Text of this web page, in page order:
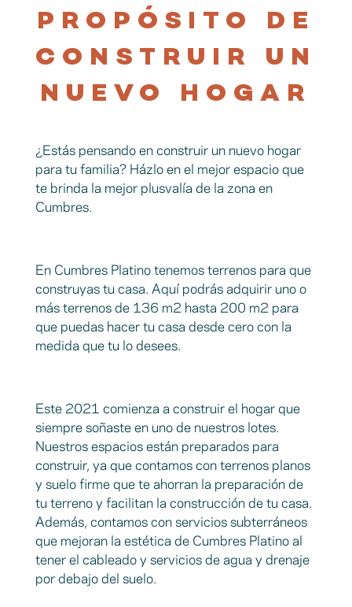
PROPÓSITO DE
CONSTRUIR UN
NUEVO HOGAR
¿Estás pensando en construir un nuevo hogar
para tu familia? Házlo en el mejor espacio que
te brinda la mejor plusvalía de la zona en
Cumbres.
En Cumbres Platino tenemos terrenos para que
construyas tu casa. Aquí podrás adquirir uno o
más terrenos de 136 m2 hasta 200 m2 para
que puedas hacer tu casa desde cero con la
medida que tu lo desees.
Este 2021 comienza a construir el hogar que
siempre soñaste en uno de nuestros lotes.
Nuestros espacios están preparados para
construir, ya que contamos con terrenos planos
y suelo firme que te ahorran la preparación de
tu terreno y facilitan la construcción de tu casa.
Además, contamos con servicios subterráneos
que mejoran la estética de Cumbres Platino al
tener el cableado y servicios de agua y drenaje
por debajo del suelo.